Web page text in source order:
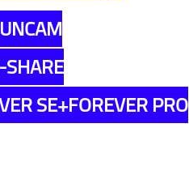
SE+FOREVER PRO